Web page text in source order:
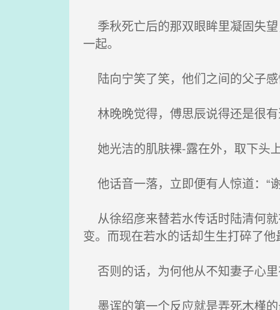
季秋死亡后的那双眼眸里凝固失
一起。
陆向宁笑了笑，他们之间的父子感
林晚晚觉得，傅思辰说得还是很有
她光洁的肌肤裸-露在外，取下头
他话音一落，立即便有人惊道：“
从徐绍彦来替若水传话时陆清何
变。而现在若水的话却生生打碎了他
否则的话，为何他从不知妻子心里
墨诨的第一个反应就是弄死木槿